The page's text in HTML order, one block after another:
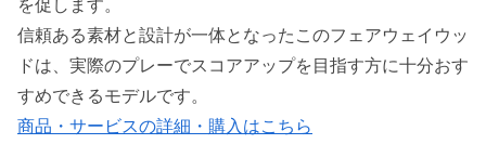
信頼ある素材と設計が一体となったこのフェアウェイウッ
ドは、実際のプレーでスコアアップを目指す方に十分おす
すめできるモデルです。
商品・サービスの詳細・購入はこちら